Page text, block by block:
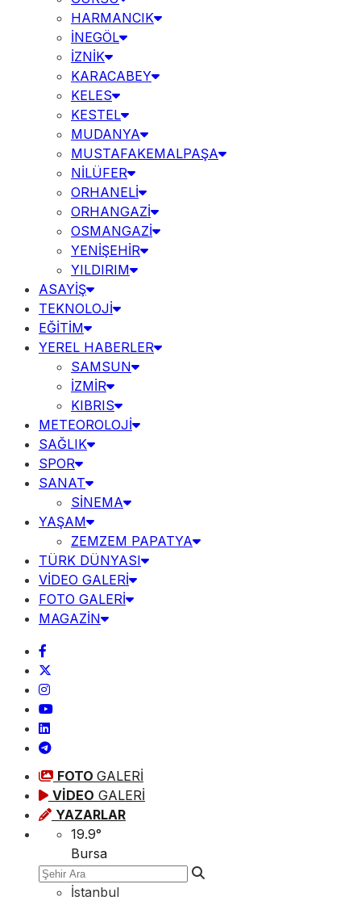
HARMANCIK
İNEGÖL
İZNİK
KARACABEY
KELES
KESTEL
MUDANYA
MUSTAFAKEMALPAŞA
NİLÜFER
ORHANELİ
ORHANGAZİ
OSMANGAZİ
YENİŞEHİR
YILDIRIM
ASAYİŞ
TEKNOLOJİ
EĞİTİM
YEREL HABERLER
SAMSUN
İZMİR
KIBRIS
METEOROLOJİ
SAĞLIK
SPOR
SANAT
SİNEMA
YAŞAM
ZEMZEM PAPATYA
TÜRK DÜNYASI
VİDEO GALERİ
FOTO GALERİ
MAGAZİN
FOTO GALERİ
VİDEO GALERİ
YAZARLAR
19.9°
Bursa
İstanbul